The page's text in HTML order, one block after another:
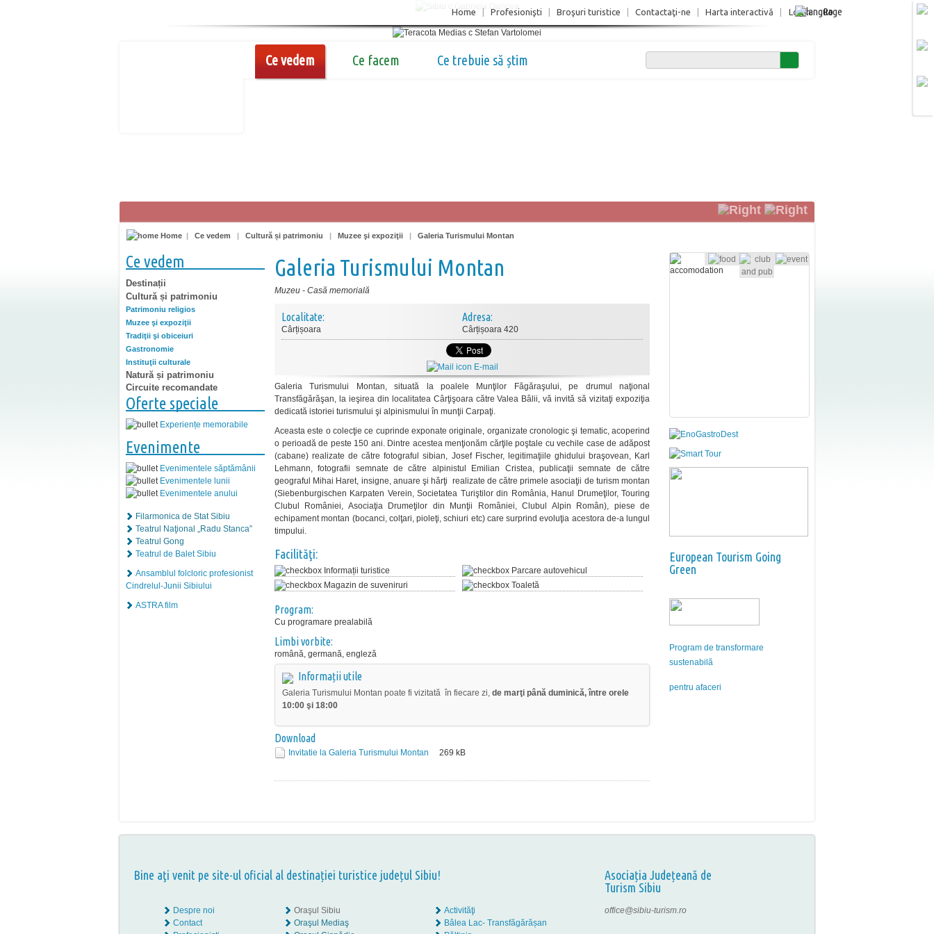
Login Ro
Home Profesionişti Broşuri turistice Contactaţi-ne Harta interactivă
Ce vedem Ce facem Ce trebuie să știm
Home | Ce vedem | Cultură și patrimoniu | Muzee şi expoziţii | Galeria Turismului Montan
Ce vedem
Destinații
Cultură și patrimoniu
Patrimoniu religios
Muzee şi expoziţii
Tradiţii şi obiceiuri
Gastronomie
Instituţii culturale
Natură și patrimoniu
Circuite recomandate
Oferte speciale
Experiențe memorabile
Evenimente
Evenimentele săptămânii
Evenimentele lunii
Evenimentele anului
Filarmonica de Stat Sibiu
Teatrul Naţional „Radu Stanca”
Teatrul Gong
Teatrul de Balet Sibiu
Ansamblul folcloric profesionist
Cindrelul-Junii Sibiului
ASTRA film
Galeria Turismului Montan
Muzeu - Casă memorială
Localitate:
Cârțișoara
Adresa:
Cârțișoara 420
E-mail
Galeria Turismului Montan, situată la poalele Munţilor Făgăraşului, pe drumul naţional
Transfăgărăşan, la ieşirea din localitatea Cârţişoara către Valea Bâlii, vă invită să vizitaţi expoziţia
dedicată istoriei turismului şi alpinismului în munţii Carpaţi.
Aceasta este o colecţie ce cuprinde exponate originale, organizate cronologic şi tematic, acoperind
o perioadă de peste 150 ani. Dintre acestea menţionăm cărţile poştale cu vechile case de adăpost
(cabane) realizate de către fotograful sibian, Josef Fischer, legitimaţiile ghidului braşovean, Karl
Lehmann, fotografii semnate de către alpinistul Emilian Cristea, publicaţii semnate de către
geograful Mihai Haret, insigne, anuare şi hărţi realizate de către primele asociaţii de turism montan
(Siebenburgischen Karpaten Verein, Societatea Turiştilor din România, Hanul Drumeţilor, Touring
Clubul României, Asociaţia Drumeţilor din Munţii României, Clubul Alpin Român), piese de
echipament montan (bocanci, colţari, pioleţi, schiuri etc) care surprind evoluţia acestora de-a lungul
timpului.
Facilităţi:
Informații turistice
Parcare autovehicul
Magazin de suveniruri
Toaletă
Program:
Cu programare prealabilă
Limbi vorbite:
română, germană, engleză
Informații utile
Galeria Turismului Montan poate fi vizitată în fiecare zi, de marţi până duminică, între orele
10:00 şi 18:00
Download
Invitatie la Galeria Turismului Montan 269 kB
European Tourism Going
Green
Program de transformare
sustenabilă
pentru afaceri
Bine aţi venit pe site-ul oficial al destinației turistice județul Sibiu!
Asociația Județeană de
Turism Sibiu
Despre noi
Contact
Oraşul Sibiu
Oraşul Mediaş
Activităţi
Bâlea Lac- Transfăgărășan
office@sibiu-turism.ro